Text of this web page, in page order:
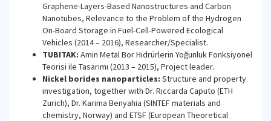
Graphene-Layers-Based Nanostructures and Carbon
Nanotubes, Relevance to the Problem of the Hydrogen
On-Board Storage in Fuel-Cell-Powered Ecological
Vehicles (2014 – 2016), Researcher/Specialist.
TUBITAK: Amin Metal Bor Hidrürlerin Yoğunluk Fonksiyonel
Teorisi ile Tasarımı (2013 – 2015), Project leader.
Nickel borides nanoparticles: Structure and property
investigation, together with Dr. Riccarda Caputo (ETH
Zurich), Dr. Karima Benyahia (SINTEF materials and
chemistry, Norway) and ETSF (European Theoretical